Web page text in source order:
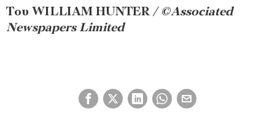
Του WILLIAM HUNTER / ©Associated
Newspapers Limited